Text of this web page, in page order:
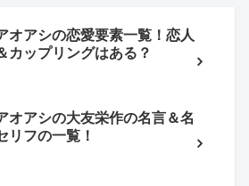
オアシの恋愛要素一覧！恋人
カップリングはある？
オアシの大友栄作の名言＆名
リフの一覧！